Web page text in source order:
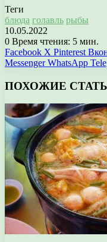
Теги
блюда голавль рыбы
10.05.2022
0 Время чтения: 5 мин.
Facebook X Pinterest
Messenger WhatsApp
ПОХОЖИЕ